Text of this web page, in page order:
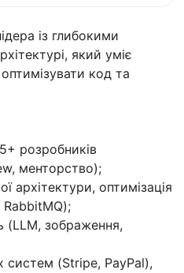
із глибокими
який уміє
код та
розробників
менторство);
архітектури, оптимізація
RabbitMQ);
(LLM, зображення,
систем (Stripe, PayPal),